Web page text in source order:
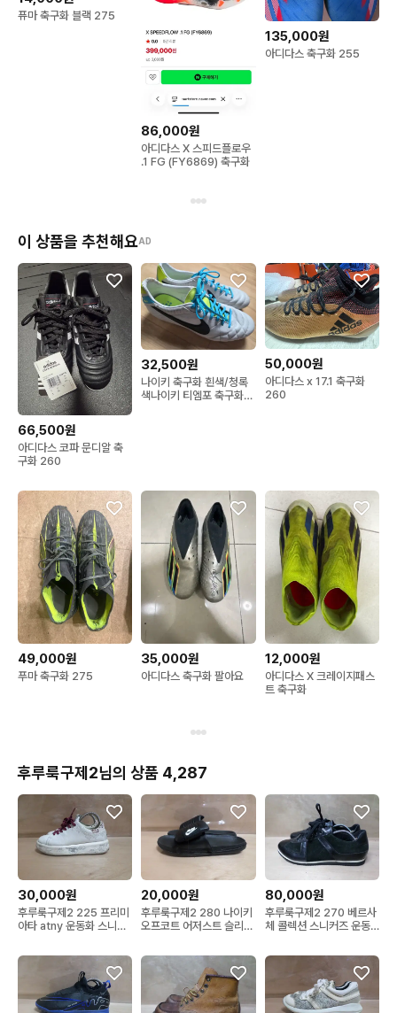
퓨마 축구화 블랙 275
86,000원
아디다스 X 스피드플로우
.1 FG (FY6869) 축구화
135,000원
아디다스 축구화 255
이 상품을 추천해요AD
66,500원
아디다스 코파 문디알 축
구화 260
32,500원
나이키 축구화 흰색/청록
색나이키 티엠포 축구화
50,000원
아디다스 x 17.1 축구화
260
49,000원
푸마 축구화 275
35,000원
아디다스 축구화 팔아요
12,000원
아디다스 X 크레이지패스
트 축구화
후루룩구제2님의 상품 4,287
30,000원
후루룩구제2 225 프리미
아타 atny 운동화 스니커
20,000원
후루룩구제2 280 나이키
오프코트 어저스트 슬리퍼
80,000원
후루룩구제2 270 베르사
체 콜렉션 스니커즈 운동